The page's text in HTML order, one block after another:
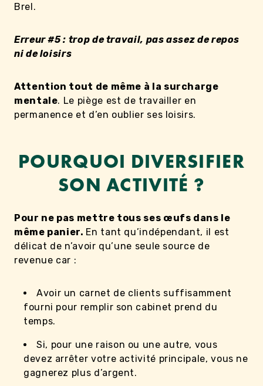
Brel.
Erreur #5 : trop de travail, pas assez de repos
ni de loisirs
Attention tout de même à la surcharge
mentale. Le piège est de travailler en
permanence et d’en oublier ses loisirs.
POURQUOI DIVERSIFIER
SON ACTIVITÉ ?
Pour ne pas mettre tous ses œufs dans le
même panier. En tant qu’indépendant, il est
délicat de n’avoir qu’une seule source de
revenue car :
Avoir un carnet de clients suffisamment
fourni pour remplir son cabinet prend du
temps.
Si, pour une raison ou une autre, vous
devez arrêter votre activité principale, vous ne
gagnerez plus d’argent.